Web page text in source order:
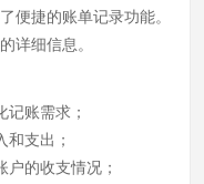
便捷的账单记录功能。
详细信息。
账需求；
支出；
的收支情况；